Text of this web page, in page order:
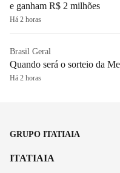
e ganham R$ 2 milhões
Há 2 horas
Brasil Geral
Quando será o sorteio da
Há 2 horas
GRUPO ITATIAIA
ITATIAIA